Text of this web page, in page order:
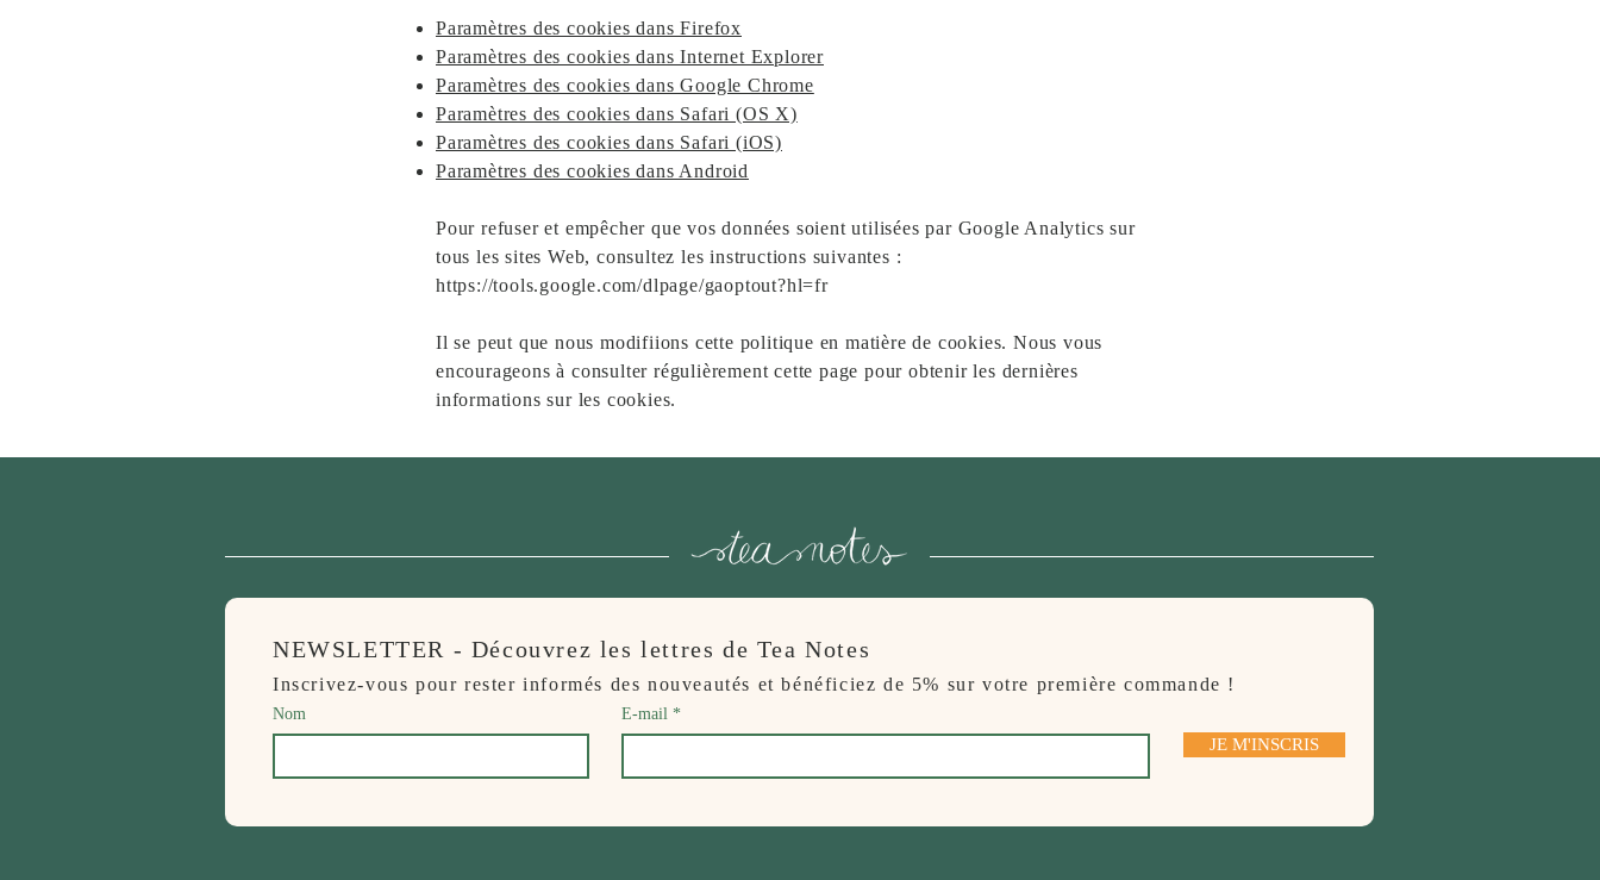
Paramètres des cookies dans Firefox
Paramètres des cookies dans Internet Explorer
Paramètres des cookies dans Google Chrome
Paramètres des cookies dans Safari (OS X)
Paramètres des cookies dans Safari (iOS)
Paramètres des cookies dans Android
Pour refuser et empêcher que vos données soient utilisées par Google Analytics sur
tous les sites Web, consultez les instructions suivantes :
https://tools.google.com/dlpage/gaoptout?hl=fr
Il se peut que nous modifiions cette politique en matière de cookies. Nous vous
encourageons à consulter régulièrement cette page pour obtenir les dernières
informations sur les cookies.
NEWSLETTER - Découvrez les lettres de Tea Notes
Inscrivez-vous pour rester informés des nouveautés et bénéficiez de 5% sur votre première commande !
Nom E-mail
JE M'INSCRIS